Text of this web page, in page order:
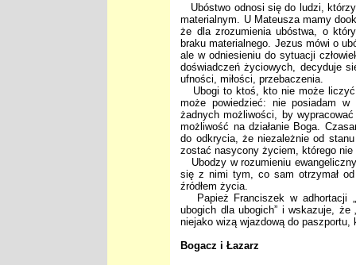
Ubóstwo odnosi się do ludzi,
materialnym. U Mateusza mamy
że dla zrozumienia ubóstwa, o
braku materialnego. Jezus mówi o
ale w odniesieniu do sytuacji
doświadczeń życiowych, decyduje
ufności, miłości, przebaczenia.
Ubogi to ktoś, kto nie może liczyć
może powiedzieć: nie posiadam
żadnych możliwości, by
możliwość na działanie Boga.
do odkrycia, że niezależnie od
zostać nasycony życiem, którego
Ubodzy w rozumieniu
się z nimi tym, co sam otrzymał
źródłem życia.
Papież Franciszek w adhortacji
ubogich dla ubogich” i wskazuje, że
niejako wizą wjazdową do
Bogacz i Łazarz